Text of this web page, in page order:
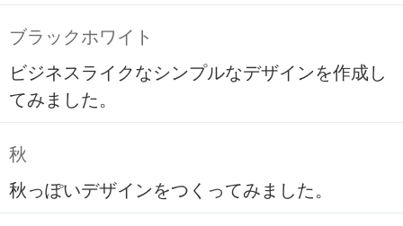
ブラックホワイト
ビジネスライクなシンプルなデザインを作成し
てみました。
秋
秋っぽいデザインをつくってみました。